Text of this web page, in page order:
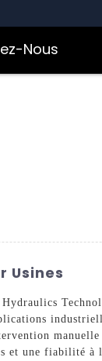
Nous
Usines
manuelle
et une fiabilité à